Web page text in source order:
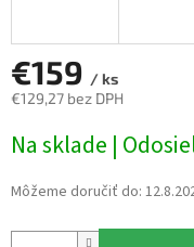
€159 / ks
€129,27 bez DPH
cena:
Na sklade |
Môžeme doručiť do: